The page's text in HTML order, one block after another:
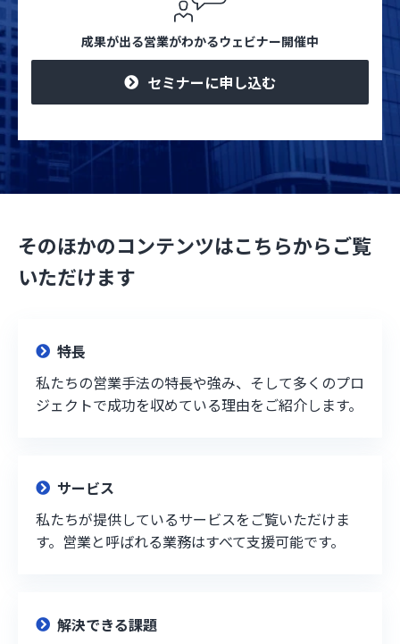
成果が出る営業がわかるウェビナー開催中
セミナーに申し込む
そのほかのコンテンツはこちらからご覧
いただけます
特長
私たちの営業手法の特長や強み、そして多くのプロ
ジェクトで成功を収めている理由をご紹介します。
サービス
私たちが提供しているサービスをご覧いただけま
す。営業と呼ばれる業務はすべて支援可能です。
解決できる課題